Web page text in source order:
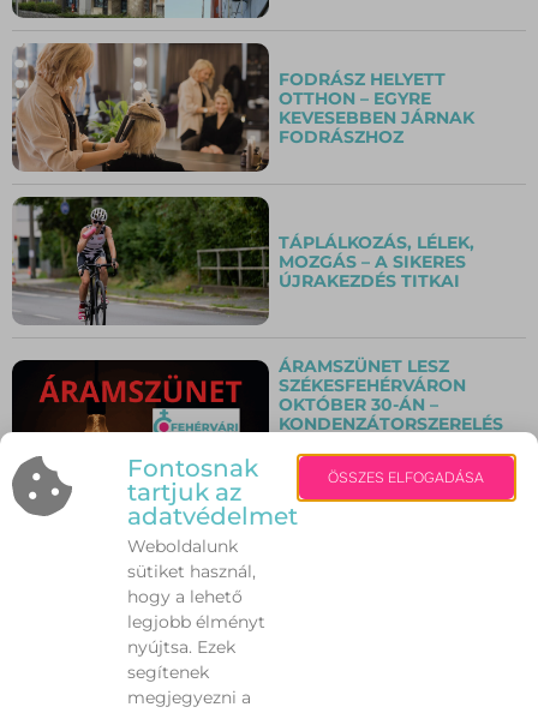
FODRÁSZ HELYETT
OTTHON – EGYRE
KEVESEBBEN JÁRNAK
FODRÁSZHOZ
TÁPLÁLKOZÁS, LÉLEK,
MOZGÁS – A SIKERES
ÚJRAKEZDÉS TITKAI
ÁRAMSZÜNET LESZ
SZÉKESFEHÉRVÁRON
OKTÓBER 30-ÁN –
KONDENZÁTORSZERELÉS
HÁLÓZATKARBANTARTÁS
MIATT
Fontosnak
tartjuk az
adatvédelmet
Weboldalunk
sütiket használ,
hogy a lehető
legjobb élményt
nyújtsa. Ezek
segítenek
megjegyezni a
ÖSSZES ELFOGADÁSA